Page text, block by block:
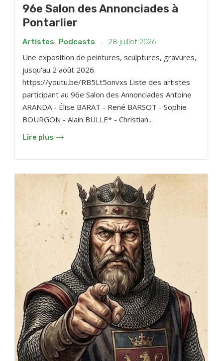
96e Salon des Annonciades à
Pontarlier
Artistes, Podcasts - 28 juillet 2026
Une exposition de peintures, sculptures, gravures,
jusqu'au 2 août 2026.
https://youtu.be/RB5Lt5onvxs Liste des artistes
participant au 96e Salon des Annonciades Antoine
ARANDA - Élise BARAT - René BARSOT - Sophie
BOURGON - Alain BULLE* - Christian...
Lire plus